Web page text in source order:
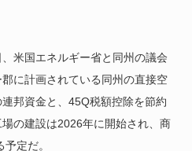
米国エネルギー省と同州の議会
に計画されている同州の直接空
邦資金と、45Q税額控除を節約
の建設は2026年に開始され、商
定だ。